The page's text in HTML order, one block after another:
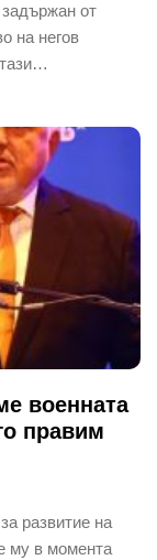
от
на негов
военната
правим
развитие на
му в момента